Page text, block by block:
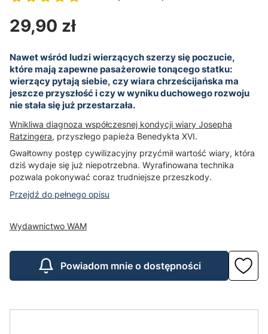
Cena
29,90 zł
Nawet wśród ludzi wierzących szerzy się poczucie,
które mają zapewne pasażerowie tonącego statku:
wierzący pytają siebie, czy wiara chrześcijańska ma
jeszcze przyszłość i czy w wyniku duchowego rozwoju
nie stała się już przestarzała.
Wnikliwa diagnoza współczesnej kondycji wiary Josepha
Ratzingera, przyszłego papieża Benedykta XVI.
Gwałtowny postęp cywilizacyjny przyćmił wartość wiary, która
dziś wydaje się już niepotrzebna. Wyrafinowana technika
pozwala pokonywać coraz trudniejsze przeszkody.
Przejdź do pełnego opisu
Wydawnictwo WAM
Powiadom mnie o dostępności